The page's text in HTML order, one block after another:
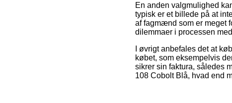
En anden valgmulighed
typisk er et billede på at
af fagmænd som er meget
dilemmaer i processen
I øvrigt anbefales det at
købet, som eksempelvis
sikrer sin faktura, således
108 Cobolt Blå, hvad end